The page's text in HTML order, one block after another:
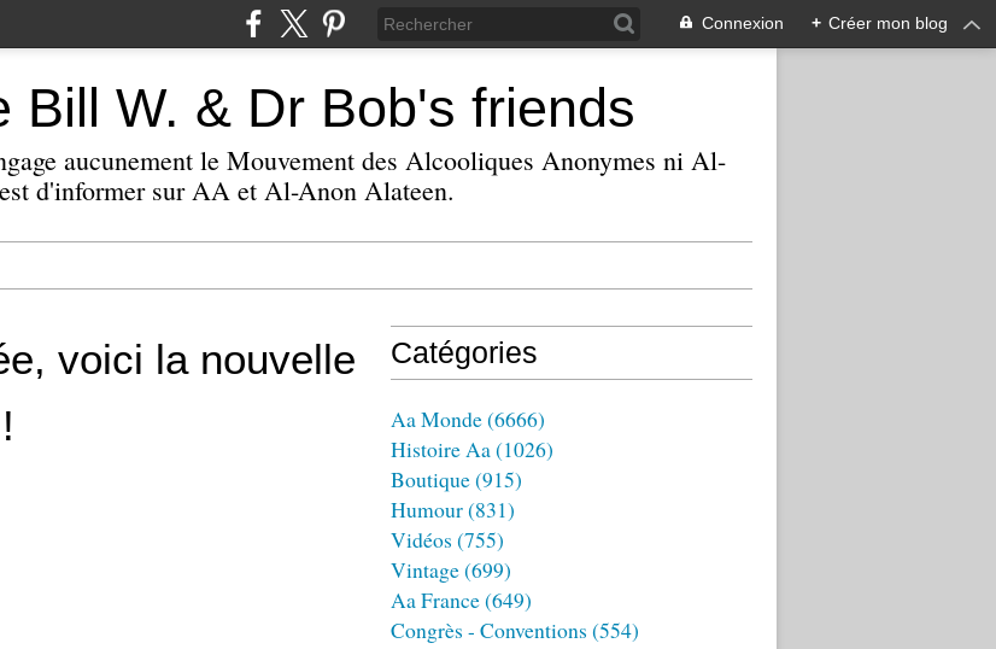
Connexion + Créer mon blog
Bill W. & Dr Bob's friends
aucunement le Mouvement des Alcooliques Anonymes ni Al-
d'informer sur AA et Al-Anon Alateen.
voici la nouvelle
Catégories
Aa Monde(6666)
Histoire Aa(1026)
Boutique(915)
Humour(831)
Vidéos (755)
Vintage(699)
Aa France(649)
Congrès - Conventions (554)